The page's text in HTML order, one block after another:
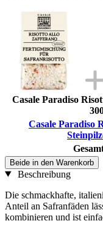
Casale Paradiso
Casale Paradiso
Beide in den Warenkorb
Beschreibung
Die schmackhafte,
Anteil an Safranfäden
kombinieren und ist